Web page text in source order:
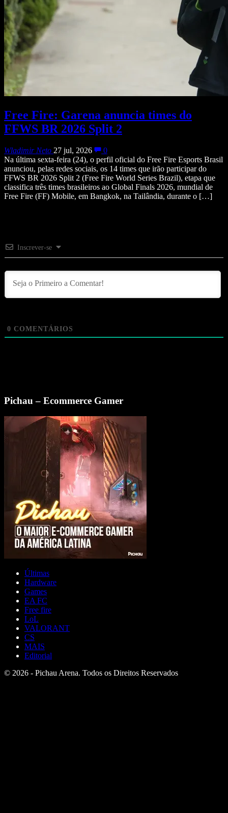
Free Fire: Garena anuncia times do
FFWS BR 2026 Split 2
Wladimir Neto 27 jul, 2026
0
Na última sexta-feira (24), o perfil oficial do Free Fire Esports Brasil
anunciou, pelas redes sociais, os 14 times que irão participar do
FFWS BR 2026 Split 2 (Free Fire World Series Brazil), etapa que
classifica três times brasileiros ao Global Finals 2026, mundial de
Free Fire (FF) Mobile, em Bangkok, na Tailândia, durante o […]
Inscrever-se
0 COMENTÁRIOS
Pichau – Ecommerce Gamer
Últimas
Hardware
Games
EA FC
Free fire
LoL
VALORANT
CS
MAIS
Editorial
© 2026 - Pichau Arena. Todos os Direitos Reservados